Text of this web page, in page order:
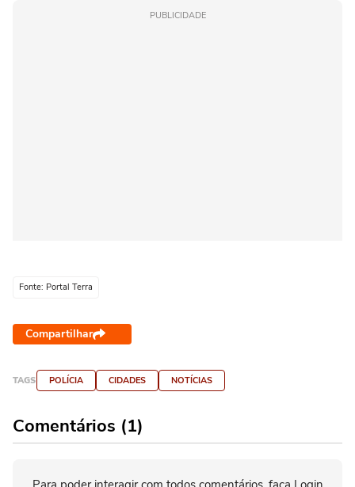
PUBLICIDADE
Fonte: Portal Terra
Compartilhar
TAGS POLÍCIA CIDADES NOTÍCIAS
Comentários (1)